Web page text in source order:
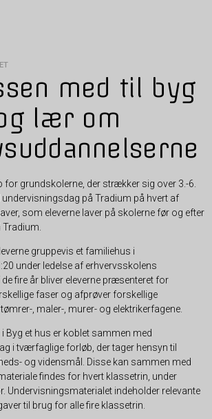
med til byg
lær om
for grundskolerne, der strækker sig over 3.-6.
undervisningsdag på Tradium på hvert af
som eleverne laver på skolerne før og efter
gruppevis et familiehus i
under ledelse af erhvervsskolens
fire år bliver eleverne præsenteret for
faser og afprøver forskellige
, maler-, murer- og elektrikerfagene.
Byg et hus er koblet sammen med
i tværfaglige forløb, der tager hensyn til
og vidensmål. Disse kan sammen med
findes for hvert klassetrin, under
Undervisningsmaterialet indeholder relevante
til brug for alle fire klassetrin.